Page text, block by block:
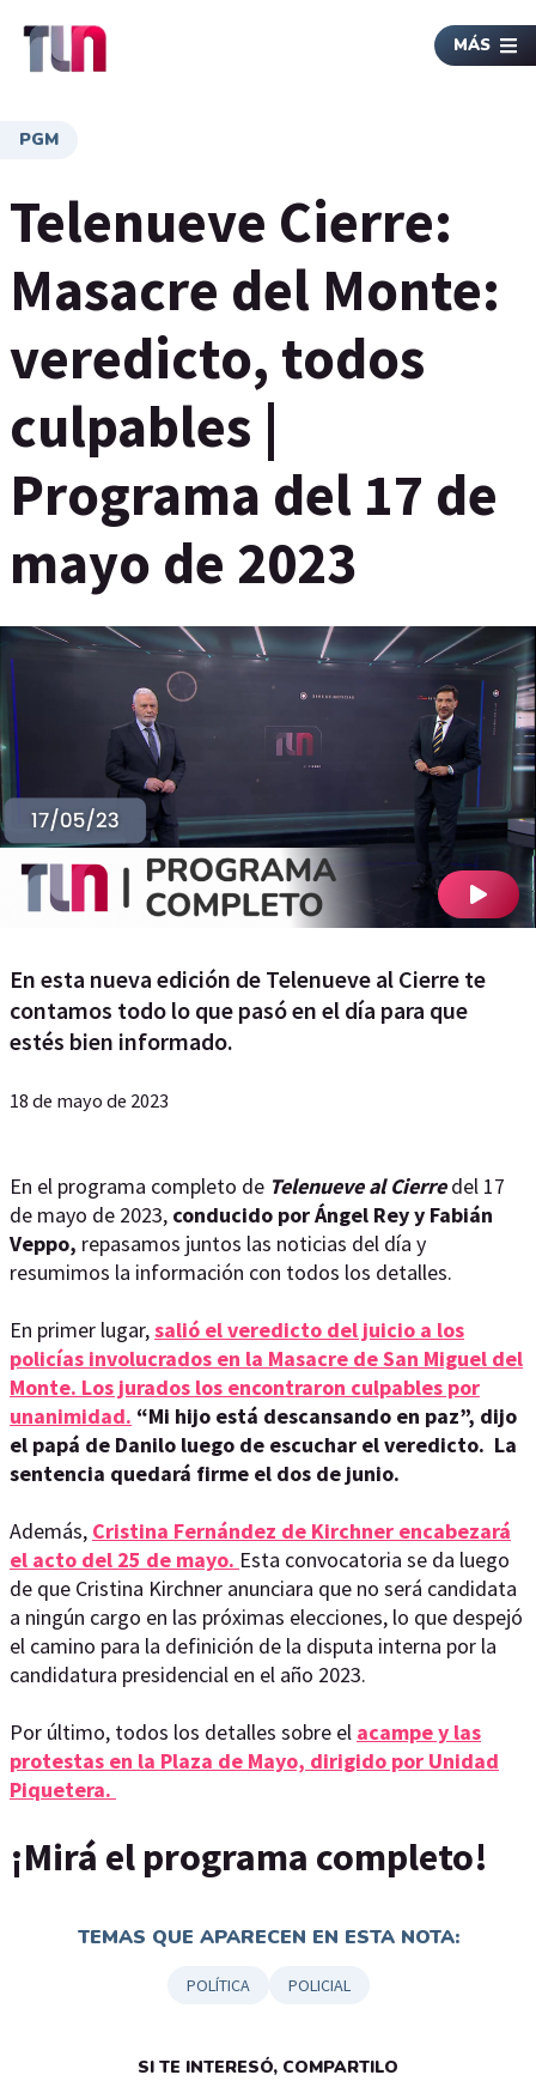
MÁS
PGM
Telenueve Cierre:
Masacre del Monte:
veredicto, todos
culpables |
Programa del 17 de
mayo de 2023
En esta nueva edición de Telenueve al Cierre te
contamos todo lo que pasó en el día para que
estés bien informado.
18 de mayo de 2023
En el programa completo de Telenueve al Cierredel 17
de mayo de 2023, conducido por Ángel Rey y Fabián
Veppo, repasamos juntos las noticias del día y
resumimos la información con todos los detalles.
En primer lugar,salió el veredicto del juicio a los
policías involucrados en la Masacre de San Miguel del
Monte. Los jurados los encontraron culpables por
unanimidad. “Mi hijo está descansando en paz”, dijo
el papá de Danilo luego de escuchar el veredicto. La
sentencia quedará firme el dos de junio.
Además, Cristina Fernández de Kirchner encabezará
el acto del 25 de mayo. Esta convocatoria se da luego
de que Cristina Kirchner anunciara que no será candidata
a ningún cargo en las próximas elecciones, lo que despejó
el camino para la definición de la disputa interna por la
candidatura presidencial en el año 2023.
Por último, todos los detalles sobre el acampe y las
protestas en la Plaza de Mayo, dirigido por Unidad
Piquetera.
¡Mirá el programa completo!
TEMAS QUE APARECEN EN ESTA NOTA:
POLÍTICA POLICIAL
SI TE INTERESÓ, COMPARTILO